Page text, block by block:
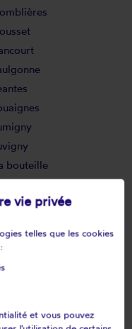
bouteille
celle-sous-montmirail
chapelle-sur-chézy
ferté-milon
malmaison
vallée-mulâtre
vie privée
telles que les cookies
et vous pouvez